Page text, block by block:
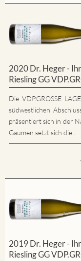
2020 Dr. Heger -
Riesling GG
Die VDP.GROSSE
südwestlichen
präsentiert sich in der
Gaumen setzt sich die...
2019 Dr. Heger -
Riesling GG